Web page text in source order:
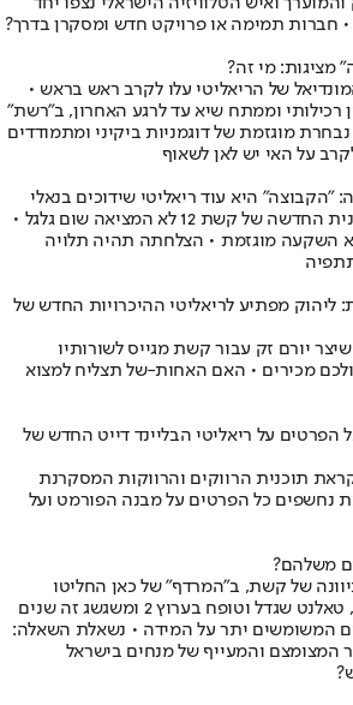
חברות תמימה או פרויקט חדש ומסקרן בדרך?
מציגות: מי זה?
של הריאליטי עלו לקרב ראש בראש •
רכילותי וממתח שיא עד לרגע האחרון, ב"רשת"
מוגזמת של דוגמניות ביקיני ומתמודדים
על האי יש לאן לשאוף
"הקבוצה" היא עוד ריאליטי שידוכים בנאלי
למרות ההתלהבות, התוכנית החדשה של קשת 12 לא המציאה שום גלגל •
השקעה מוגזמת • הצלחתה תהיה תלויה
מפתיע לריאליטי ההיכרויות החדש של
יורם זק עבור קשת מגייס לשורותיו
מכירים • האם האחות-של תצליח למצוא
על ריאליטי הבליינד דייט החדש של
תוכנית הרווקים והרווקות המסקרנת
נחשפים כל הפרטים על מבנה הפורמט ועל
של קשת, ב"המרדף" של כאן החליטו
להחזיר את עידו רוזנבלום, טאלנט שגדל וטופח בערוץ 2 ומשגשג זה שנים
המשומשים יתר על המידה • נשאלת השאלה:
המצומצם והמעייף של מנחים בישראל